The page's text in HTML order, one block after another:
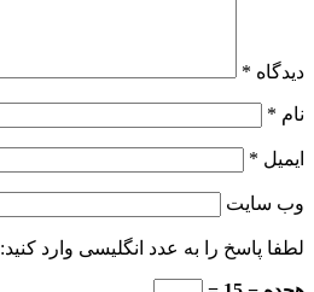
دیدگاه *
نام *
ایمیل *
وب‌ سایت
لطفا پاسخ را به عدد انگلیسی وارد کنید: